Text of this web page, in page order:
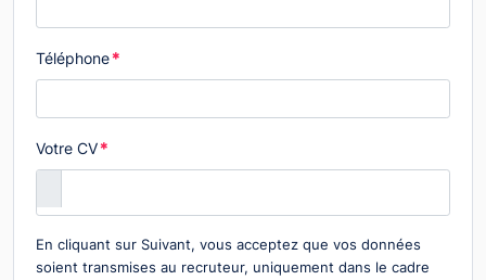
Téléphone*
Votre CV*
En cliquant sur Suivant, vous acceptez que vos données
soient transmises au recruteur, uniquement dans le cadre